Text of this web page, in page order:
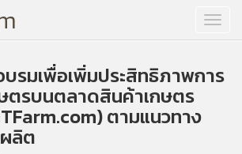
บรมเพื่อเพิ่มประสิทธิภาพการ
ตรบนตลาดสินค้าเกษตร
ตามแนวทาง
ลิต